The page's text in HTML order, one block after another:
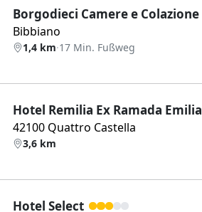
Borgodieci Camere e Colazione
Bibbiano
1,4 km·17 Min. Fußweg
Hotel Remilia Ex Ramada Emilia
42100 Quattro Castella
3,6 km
Hotel Select